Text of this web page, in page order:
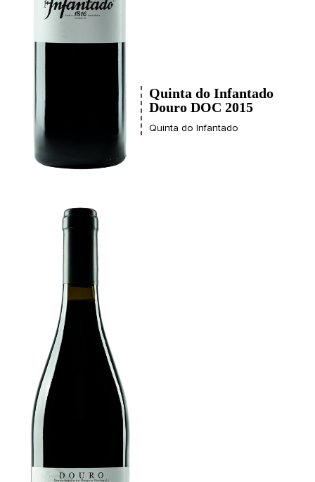
Quinta do Infantado
Douro DOC 2015
Quinta do Infantado